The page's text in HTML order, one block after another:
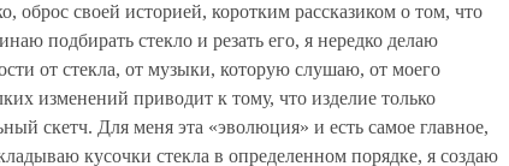
оброс своей историей, коротким рассказиком о том, что
подбирать стекло и резать его, я нередко делаю
от стекла, от музыки, которую слушаю, от моего
изменений приводит к тому, что изделие только
скетч. Для меня эта «эволюция» и есть самое главное,
кусочки стекла в определенном порядке, я создаю